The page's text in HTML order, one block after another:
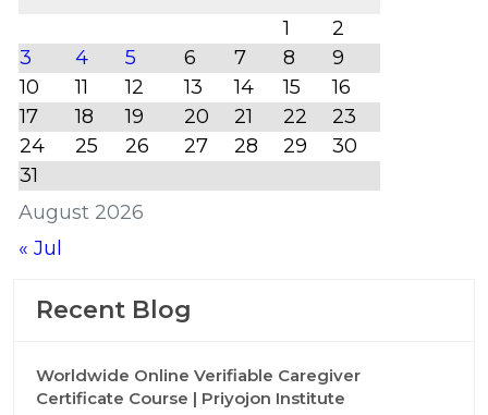
August 2026
1
2
3
4 5 6 7 8
9
10
11 12 13 14 15
16
17
18 19 20 21 22
23
24
25 26 27 28 29
30
31
« Jul
Recent Blog
Worldwide Online Verifiable Caregiver
Certificate Course | Priyojon Institute